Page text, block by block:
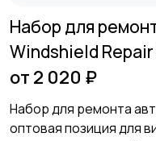
Набор для
Windshield
от 2 020 ₽
Набор для ремонта
оптовая позиция для